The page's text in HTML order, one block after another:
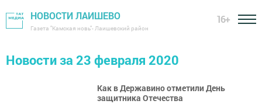
НОВОСТИ ЛАИШЕВО
Газета "Камская новь"- Лаишевский район
16+
Новости за 23 февраля 2020
Как в Державино отметили День
защитника Отечества